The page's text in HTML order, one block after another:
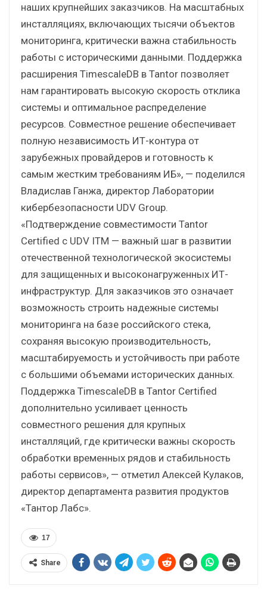
наших крупнейших заказчиков. На масштабных
инсталляциях, включающих тысячи объектов
мониторинга, критически важна стабильность
работы с историческими данными. Поддержка
расширения TimescaleDB в Tantor позволяет
нам гарантировать высокую скорость отклика
системы и оптимальное распределение
ресурсов. Совместное решение обеспечивает
полную независимость ИТ-контура от
зарубежных провайдеров и готовность к
самым жестким требованиям ИБ», — поделился
Владислав Ганжа, директор Лаборатории
кибербезопасности UDV Group.
«Подтверждение совместимости Tantor
Certified с UDV ITM — важный шаг в развитии
отечественной технологической экосистемы
для защищенных и высоконагруженных ИТ-
инфраструктур. Для заказчиков это означает
возможность строить надежные системы
мониторинга на базе российского стека,
сохраняя высокую производительность,
масштабируемость и устойчивость при работе
с большими объемами исторических данных.
Поддержка TimescaleDB в Tantor Certified
дополнительно усиливает ценность
совместного решения для крупных
инсталляций, где критически важны скорость
обработки временных рядов и стабильность
работы сервисов», — отметил Алексей Кулаков,
директор департамента развития продуктов
«Тантор Лабс».
17
Share